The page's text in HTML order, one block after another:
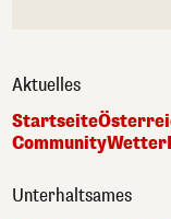
Aktuelles
Startseite
CommunityWetter
Unterhaltsames